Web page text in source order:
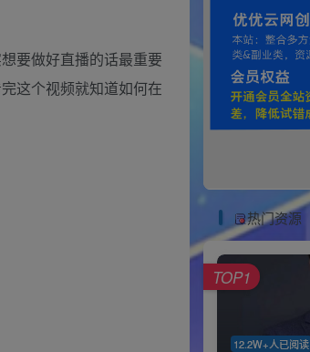
要做好直播的话最重要
这个视频就知道如何在
热门资源
12.2W+人已阅读
TOP1